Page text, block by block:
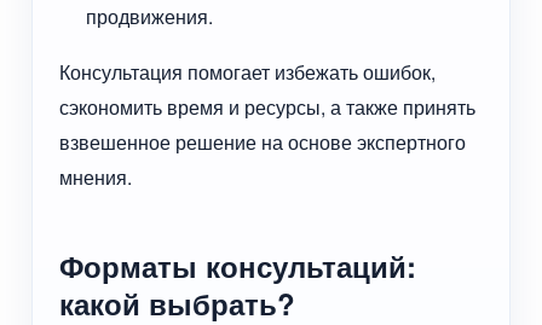
продвижения.
Консультация помогает избежать ошибок,
сэкономить время и ресурсы, а также принять
взвешенное решение на основе экспертного
мнения.
Форматы консультаций:
какой выбрать?